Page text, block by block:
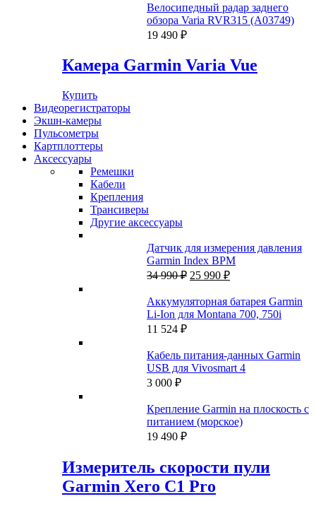
Велосипедный радар заднего
обзора Varia RVR315 (A03749)
19 490 ₽
Камера Garmin Varia Vue
Купить
Видеорегистраторы
Экшн-камеры
Пульсометры
Картплоттеры
Аксессуары
Ремешки
Кабели
Крепления
Трансиверы
Другие аксессуары
Датчик для измерения давления
Garmin Index BPM
34 990₽ Первоначальная
составляла
34
25 990 ₽Текущая
25
990 ₽.
Аккумуляторная батарея Garmin
Li-Ion для Montana 700, 750i
11 524 ₽
Кабель питания-данных Garmin
USB для Vivosmart 4
3 000 ₽
Крепление Garmin на плоскость с
питанием (морское)
19 490 ₽
Измеритель скорости пули
Garmin Xero C1 Pro